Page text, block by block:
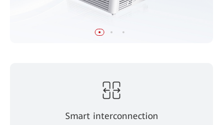
Smart interconnection